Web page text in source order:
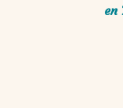
en